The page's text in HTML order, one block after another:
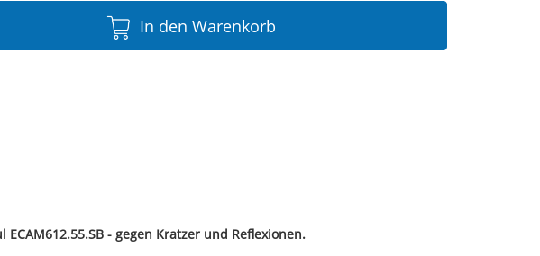
In den Warenkorb
- gegen Kratzer und Reflexionen.